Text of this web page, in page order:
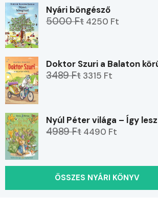
Nyári böngésző
5000 Ft 4250 Ft
Doktor Szuri a Balaton
3489 Ft 3315 Ft
Nyúl Péter világa – Így
4989 Ft 4490 Ft
ÖSSZES NYÁRI KÖNYV